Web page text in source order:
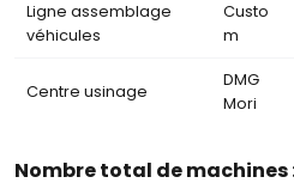
Ligne assemblage
véhicules
Custo
m
Centre usinage
DMG
Mori
Nombre total de machines